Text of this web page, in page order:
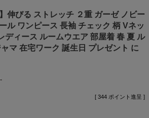
伸びる ストレッチ ２重 ガーゼ ノビー
ル ワンピース 長袖 チェック 柄 Vネッ
ディース ルームウエア 部屋着 春 夏 ル
マ 在宅ワーク 誕生日 プレゼント に
[ 344 ポイント進呈 ]